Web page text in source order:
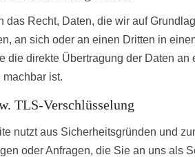
das Recht, Daten, die wir auf
an sich oder an einen Dritten in
die direkte Übertragung der Daten
ist.
TLS-Verschlüsselung
nutzt aus Sicherheitsgründen und
oder Anfragen, die Sie an uns als